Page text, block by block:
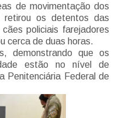
de movimentação dos
retirou os detentos das
policiais farejadores
cerca de duas horas.
demonstrando que os
estão no nível de
Penitenciária Federal de